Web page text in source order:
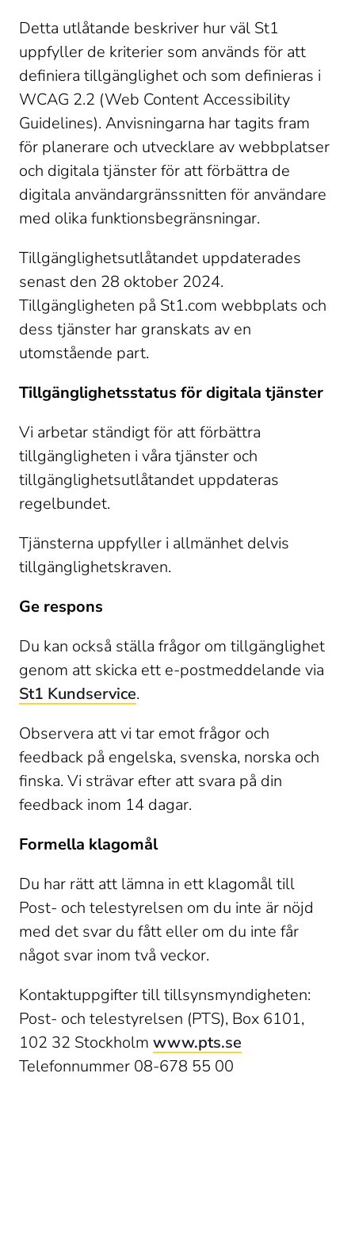
Detta utlåtande beskriver hur väl St1
uppfyller de kriterier som används för att
definiera tillgänglighet och som definieras i
WCAG 2.2 (Web Content Accessibility
Guidelines). Anvisningarna har tagits fram
för planerare och utvecklare av webbplatser
och digitala tjänster för att förbättra de
digitala användargränssnitten för användare
med olika funktionsbegränsningar.
Tillgänglighetsutlåtandet uppdaterades
senast den 28 oktober 2024.
Tillgängligheten på St1.com webbplats och
dess tjänster har granskats av en
utomstående part.
Tillgänglighetsstatus för digitala tjänster
Vi arbetar ständigt för att förbättra
tillgängligheten i våra tjänster och
tillgänglighetsutlåtandet uppdateras
regelbundet.
Tjänsterna uppfyller i allmänhet delvis
tillgänglighetskraven.
Ge respons
Du kan också ställa frågor om tillgänglighet
genom att skicka ett e-postmeddelande via
St1 Kundservice.
Observera att vi tar emot frågor och
feedback på engelska, svenska, norska och
finska. Vi strävar efter att svara på din
feedback inom 14 dagar.
Formella klagomål
Du har rätt att lämna in ett klagomål till
Post- och telestyrelsen om du inte är nöjd
med det svar du fått eller om du inte får
något svar inom två veckor.
Kontaktuppgifter till tillsynsmyndigheten:
Post- och telestyrelsen (PTS), Box 6101,
102 32 Stockholm www.pts.se
Telefonnummer 08-678 55 00